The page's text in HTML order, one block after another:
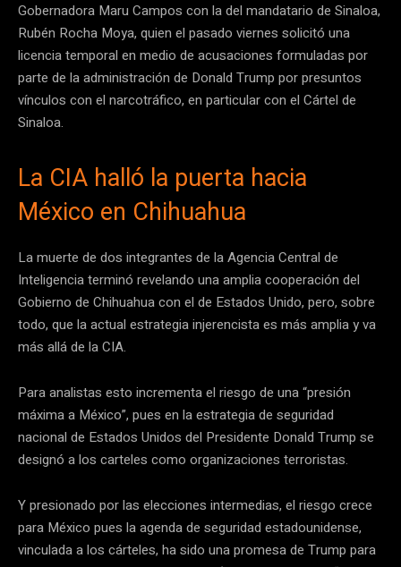
Gobernadora Maru Campos con la del mandatario de Sinaloa,
Rubén Rocha Moya, quien el pasado viernes solicitó una
licencia temporal en medio de acusaciones formuladas por
parte de la administración de Donald Trump por presuntos
vínculos con el narcotráfico, en particular con el Cártel de
Sinaloa.
La CIA halló la puerta hacia
México en Chihuahua
La muerte de dos integrantes de la Agencia Central de
Inteligencia terminó revelando una amplia cooperación del
Gobierno de Chihuahua con el de Estados Unido, pero, sobre
todo, que la actual estrategia injerencista es más amplia y va
más allá de la CIA.
Para analistas esto incrementa el riesgo de una “presión
máxima a México”, pues en la estrategia de seguridad
nacional de Estados Unidos del Presidente Donald Trump se
designó a los carteles como organizaciones terroristas.
Y presionado por las elecciones intermedias, el riesgo crece
para México pues la agenda de seguridad estadounidense,
vinculada a los cárteles, ha sido una promesa de Trump para